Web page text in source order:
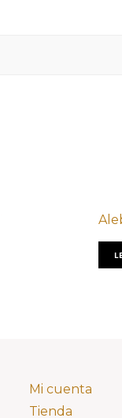
Mi cuenta
Tienda